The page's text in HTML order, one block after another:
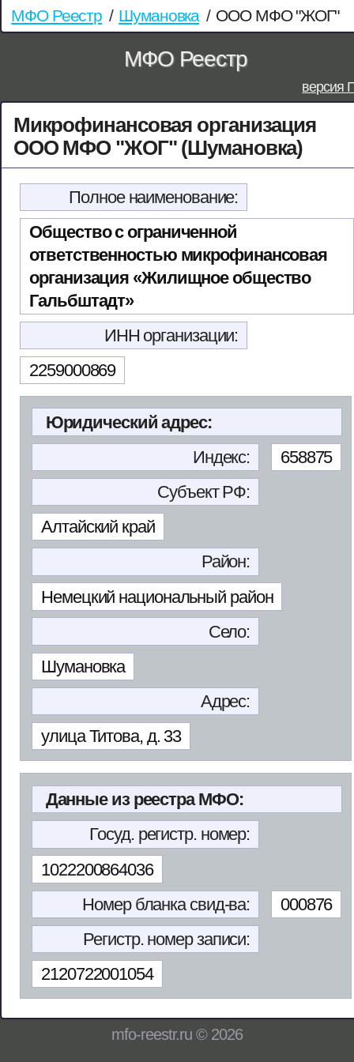
МФО Реестр / Шумановка / ООО МФО "ЖОГ"
МФО Реестр
версия
Микрофинансовая организация
ООО МФО "ЖОГ" (Шумановка)
Полное наименование:
Общество с ограниченной
ответственностью микрофинансовая
организация «Жилищное общество
Гальбштадт»
ИНН организации:
2259000869
Юридический адрес:
Индекс:
658875
Субъект РФ:
Алтайский край
Район:
Немецкий национальный район
Село:
Шумановка
Адрес:
улица Титова, д. 33
Данные из реестра МФО:
Госуд. регистр. номер:
1022200864036
Номер бланка свид-ва:
000876
Регистр. номер записи:
2120722001054
mfo-reestr.ru © 2026